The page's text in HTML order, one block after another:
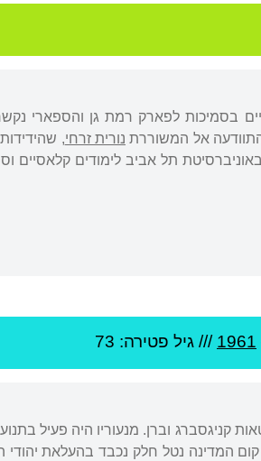
לפארק רמת גן והספארי
אל המשוררת נורית זרחי,
תל אביב לימודים קלאסיים
1961 /// גיל פטירה: 73
קניגסברג וברן. מנעוריו היה פעיל
והתיישב בירושלים. לאחר קום המדינה נטל חלק נכבד